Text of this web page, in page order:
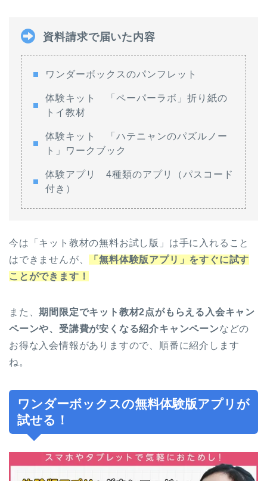
資料請求で届いた内容
ワンダーボックスのパンフレット
体験キット 「ペーパーラボ」折り紙の
トイ教材
体験キット 「ハテニャンのパズルノー
ト」ワークブック
体験アプリ 4種類のアプリ（パスコード
付き）
今は「キット教材の無料お試し版」は手に入れること
はできませんが、
「無料体験版アプリ」をすぐに試す
ことができます！
また、期間限定でキット教材2点がもらえる入会キャン
ペーンや、受講費が安くなる紹介キャンペーンなどの
お得な入会情報がありますので、順番に紹介します
ね。
ワンダーボックスの無料体験版アプリが
試せる！